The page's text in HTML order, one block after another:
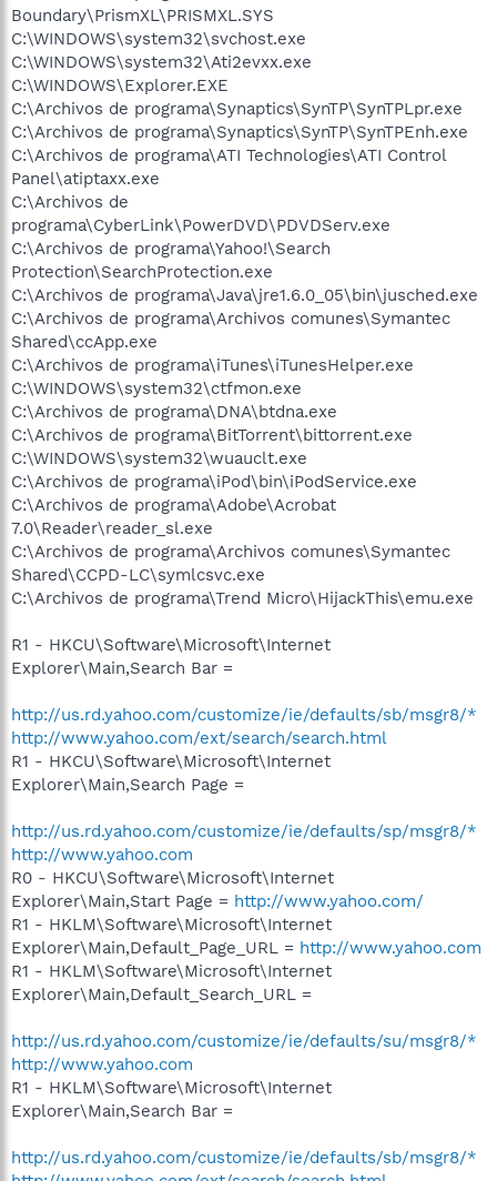
Boundary\PrismXL\PRISMXL.SYS
C:\WINDOWS\system32\svchost.exe
C:\WINDOWS\system32\Ati2evxx.exe
C:\WINDOWS\Explorer.EXE
C:\Archivos de programa\Synaptics\SynTP\SynTPLpr.exe
C:\Archivos de programa\Synaptics\SynTP\SynTPEnh.exe
C:\Archivos de programa\ATI Technologies\ATI Control
Panel\atiptaxx.exe
C:\Archivos de
programa\CyberLink\PowerDVD\PDVDServ.exe
C:\Archivos de programa\Yahoo!\Search
Protection\SearchProtection.exe
C:\Archivos de programa\Java\jre1.6.0_05\bin\jusched.exe
C:\Archivos de programa\Archivos comunes\Symantec
Shared\ccApp.exe
C:\Archivos de programa\iTunes\iTunesHelper.exe
C:\WINDOWS\system32\ctfmon.exe
C:\Archivos de programa\DNA\btdna.exe
C:\Archivos de programa\BitTorrent\bittorrent.exe
C:\WINDOWS\system32\wuauclt.exe
C:\Archivos de programa\iPod\bin\iPodService.exe
C:\Archivos de programa\Adobe\Acrobat
7.0\Reader\reader_sl.exe
C:\Archivos de programa\Archivos comunes\Symantec
Shared\CCPD-LC\symlcsvc.exe
C:\Archivos de programa\Trend Micro\HijackThis\emu.exe
R1 - HKCU\Software\Microsoft\Internet
Explorer\Main,Search Bar =
http://us.rd.yahoo.com/customize/ie/defaults/sb/msgr8/*
http://www.yahoo.com/ext/search/search.html
R1 - HKCU\Software\Microsoft\Internet
Explorer\Main,Search Page =
http://us.rd.yahoo.com/customize/ie/defaults/sp/msgr8/*
http://www.yahoo.com
R0 - HKCU\Software\Microsoft\Internet
Explorer\Main,Start Page = http://www.yahoo.com/
R1 - HKLM\Software\Microsoft\Internet
Explorer\Main,Default_Page_URL = http://www.yahoo.com
R1 - HKLM\Software\Microsoft\Internet
Explorer\Main,Default_Search_URL =
http://us.rd.yahoo.com/customize/ie/defaults/su/msgr8/*
http://www.yahoo.com
R1 - HKLM\Software\Microsoft\Internet
Explorer\Main,Search Bar =
http://us.rd.yahoo.com/customize/ie/defaults/sb/msgr8/*